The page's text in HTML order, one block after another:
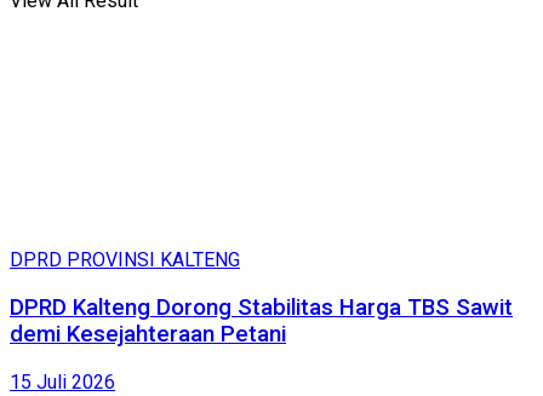
DPRD PROVINSI KALTENG
DPRD Kalteng Dorong Stabilitas Harga TBS Sawit
demi Kesejahteraan Petani
15 Juli 2026